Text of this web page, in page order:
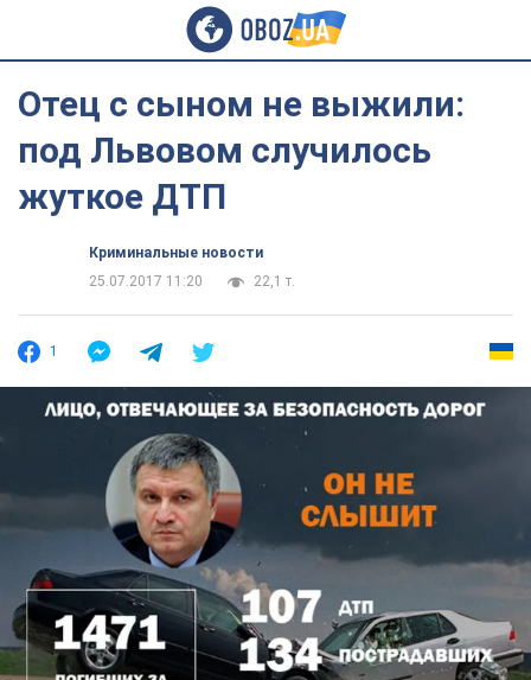
Отец с сыном не выжили:
под Львовом случилось
жуткое ДТП
Криминальные новости
25.07.2017 11:20
22,1 т.
1